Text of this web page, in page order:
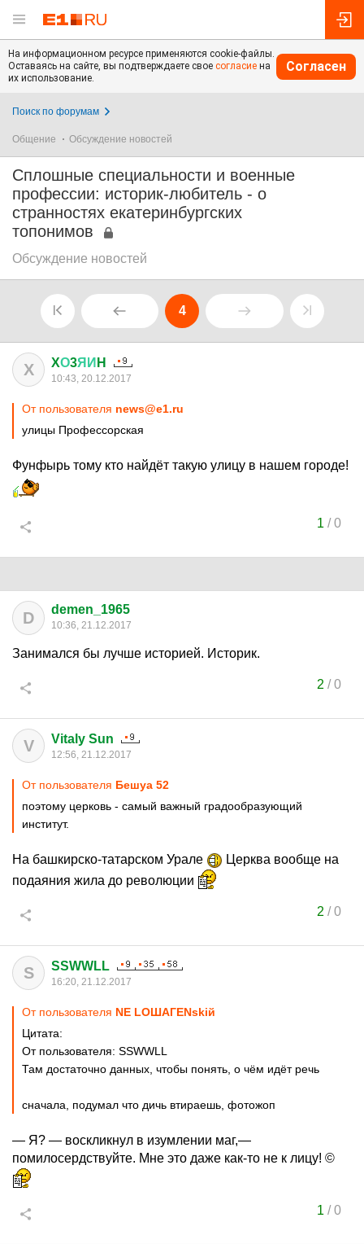
На информационном ресурсе применяются cookie-файлы.
Оставаясь на сайте, вы подтверждаете свое согласие на
их использование.
Согласен
Поиск по форумам
Общение Обсуждение новостей
Сплошные специальности и военные
профессии: историк-любитель - о
странностях екатеринбургских
топонимов
Обсуждение новостей
4
X XО3ЯИ H
10:43, 20.12.2017
От пользователя news@e1.ru
улицы Профессорская
Фунфырь тому кто найдёт такую улицу в нашем городе!
1 /0
D demen_1965
10:36, 21.12.2017
Занимался бы лучше историей. Историк.
2 /0
V Vitaly Sun
12:56, 21.12.2017
От пользователя Бешуа 52
поэтому церковь - самый важный градообразующий
институт.
На башкирско-татарском Урале
Церква вообще на
подаяния жила до революции
2 /0
S SSWWLL
16:20, 21.12.2017
От пользователя NЕ LОШАГЕNskiй
Цитата:
От пользователя: SSWWLL
Там достаточно данных, чтобы понять, о чём идёт речь
сначала, подумал что дичь втираешь, фотожоп
— Я? — воскликнул в изумлении маг,—
помилосердствуйте. Мне это даже как-то не к лицу! ©
1 /0